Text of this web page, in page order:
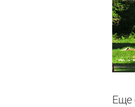
Еще